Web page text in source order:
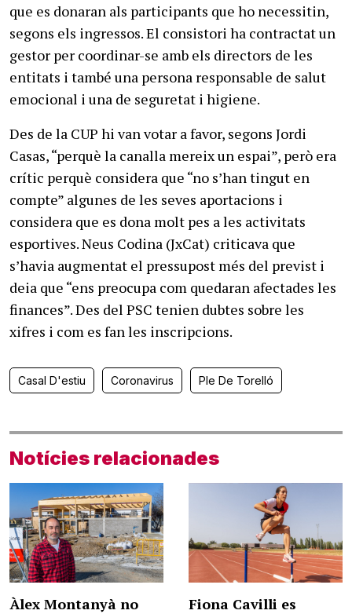
que es donaran als participants que ho necessitin,
segons els ingressos. El consistori ha contractat un
gestor per coordinar-se amb els directors de les
entitats i també una persona responsable de salut
emocional i una de seguretat i higiene.
Des de la CUP hi van votar a favor, segons Jordi
Casas, “perquè la canalla mereix un espai”, però era
crític perquè considera que “no s’han tingut en
compte” algunes de les seves aportacions i
considera que es dona molt pes a les activitats
esportives. Neus Codina (JxCat) criticava que
s’havia augmentat el pressupost més del previst i
deia que “ens preocupa com quedaran afectades les
finances”. Des del PSC tenien dubtes sobre les
xifres i com es fan les inscripcions.
Casal D'estiu Coronavirus Ple De Torelló
Notícies relacionades
Àlex Montanyà no
Fiona Cavilli es